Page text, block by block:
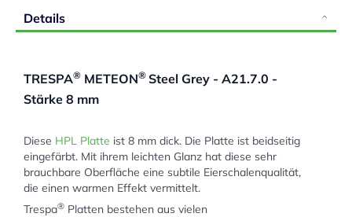
Details
TRESPA® METEON® Steel Grey - A21.7.0 -
Stärke 8 mm
Diese HPL Platte ist 8 mm dick. Die Platte ist beidseitig
eingefärbt. Mit ihrem leichten Glanz hat diese sehr
brauchbare Oberfläche eine subtile Eierschalenqualität,
die einen warmen Effekt vermittelt.
Trespa® Platten bestehen aus vielen